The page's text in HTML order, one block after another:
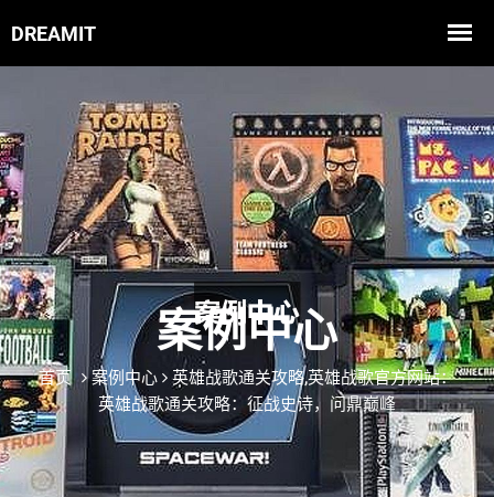
案例中心
首页 案例中心
英雄战歌通关攻略,英雄战歌官方网站：
英雄战歌通关攻略：征战史诗，问鼎巅峰